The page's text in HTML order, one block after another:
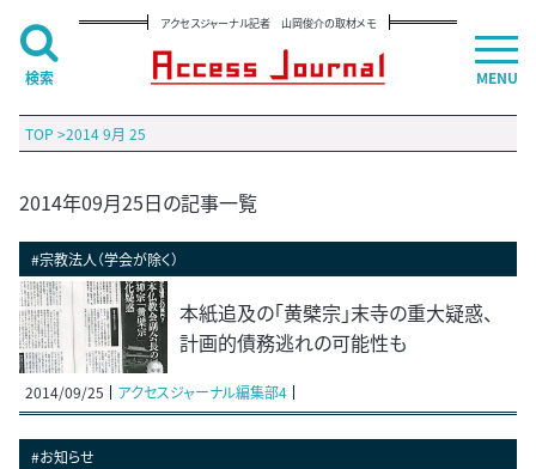
アクセスジャーナル記者 山岡俊介の取材メモ
TOP >2014 9月 25
2014年09月25日の記事一覧
#宗教法人（学会が除く）
本紙追及の「黄檗宗」末寺の重大疑惑、
計画的債務逃れの可能性も
2014/09/25 アクセスジャーナル編集部4
#お知らせ
MENU
検索